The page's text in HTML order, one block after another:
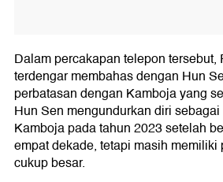
Dalam percakapan telepon tersebut,
terdengar membahas dengan Hun
perbatasan dengan Kamboja yang
Hun Sen mengundurkan diri
Kamboja pada tahun 2023 setelah
empat dekade, tetapi masih memiliki
cukup besar.